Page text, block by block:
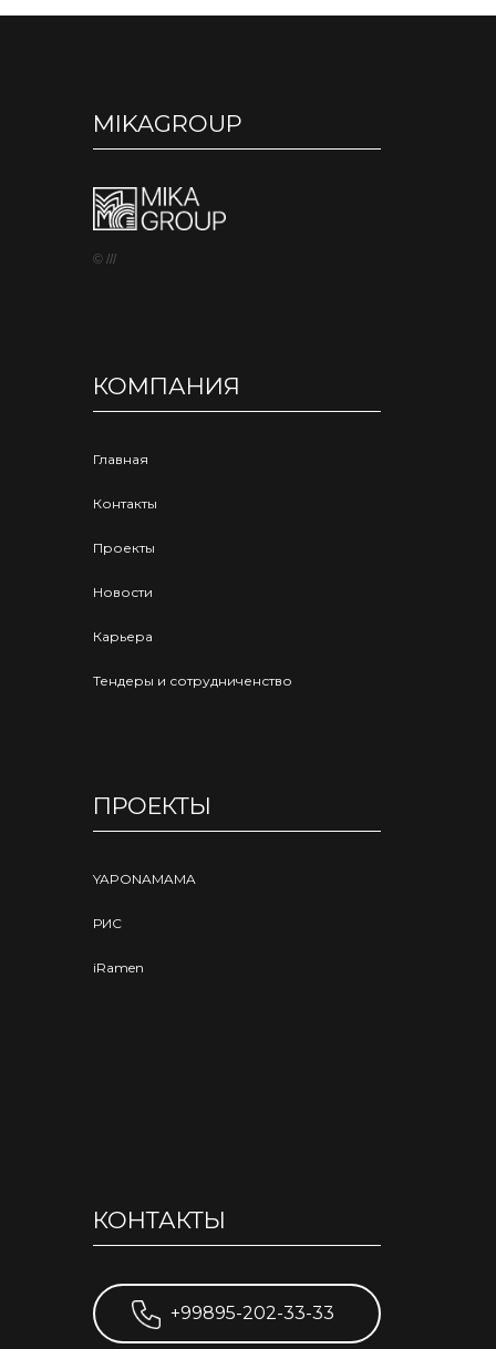
Главная
Проекты
Новости
Тендеры и сотрудниченство
Карьера
© ///
Контакты
MIKAGROUP
КОМПАНИЯ
ПРОЕКТЫ
YAPONAMAMA
РИС
iRamen
КОНТАКТЫ
+99895-202-33-33